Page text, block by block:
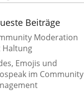
Beiträge
Moderation
Haltung
Emojis und
im Community